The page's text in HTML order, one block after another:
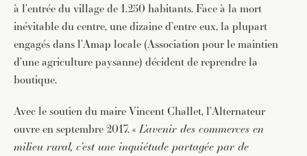
à l’entrée du village de 1.250 habitants. Face à la mort
inévitable du centre, une dizaine d’entre eux, la plupart
engagés dans l’Amap locale (Association pour le maintien
d’une agriculture paysanne) décident de reprendre la
boutique.
Avec le soutien du maire Vincent Challet, l’Alternateur
ouvre en septembre 2017. «L’avenir des commerces en
milieu rural, c’est une inquiétude partagée par de